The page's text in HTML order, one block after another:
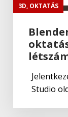
3D, OKTATÁS
Studio